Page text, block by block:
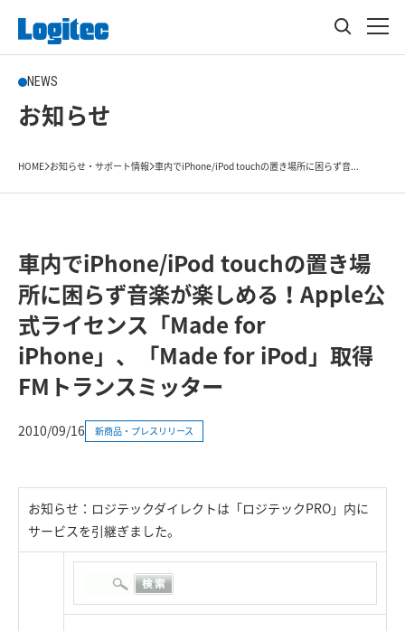
NEWS
お知らせ
HOME お知らせ・サポート情報 車内でiPhone/iPod touchの置き場所に困らず音...
車内でiPhone/iPod touchの置き場
所に困らず音楽が楽しめる！Apple公
式ライセンス「Made for
iPhone」、「Made for iPod」取得
FMトランスミッター
2010/09/16 新商品・プレスリリース
お知らせ：ロジテックダイレクトは「ロジテックPRO」内に
サービスを引継ぎました。